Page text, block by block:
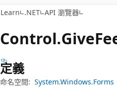
Learn .NET API 瀏覽器
Control.Give
定義
命名空間: System.Windows.Forms